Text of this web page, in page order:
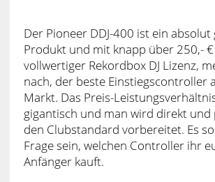
Der Pioneer DDJ-400 ist ein absolut
Produkt und mit knapp über 250,-
vollwertiger Rekordbox DJ Lizenz,
nach, der beste Einstiegscontroller
Markt. Das Preis-
gigantisch und man wird direkt und
den Clubstandard vorbereitet. Es
Frage sein, welchen Controller ihr
Anfänger kauft.